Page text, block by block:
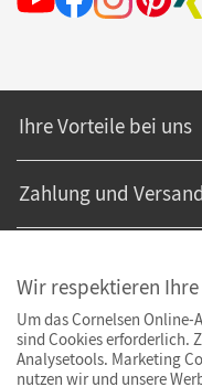
Ihre Vorteile bei uns
Zahlung und Versand
Wir respektieren
Um das Cornelsen
sind Cookies erforderlich.
Analysetools. Marketing
nutzen wir und unsere